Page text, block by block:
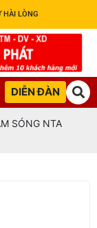
HÀI LÒNG
DIỄN ĐÀN
SÓNG NTA